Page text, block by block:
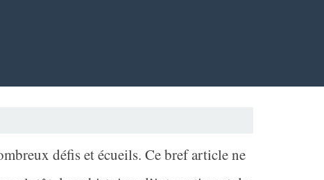
défis et écueils. Ce bref article ne